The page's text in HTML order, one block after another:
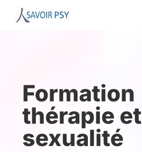
Formation
thérapie et
sexualité